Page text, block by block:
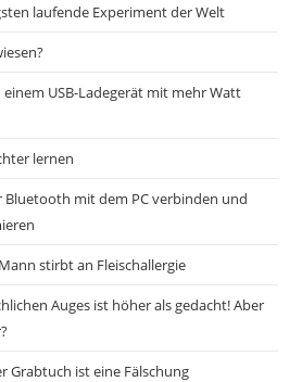
laufende Experiment der Welt
einem USB-Ladegerät mit mehr Watt
lernen
mit dem PC verbinden und
stirbt an Fleischallergie
Auges ist höher als gedacht! Aber
Grabtuch ist eine Fälschung